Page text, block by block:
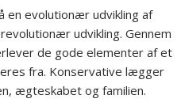
en evolutionær udvikling af
udvikling. Gennem
de gode elementer af et
fra. Konservative lægger
ægteskabet og familien.